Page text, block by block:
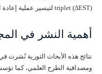
triplet (ΔEST) لتيسير عملية إعادة الفصل.
أهمية النشر في
نتائج هذه الأبحاث الثورية نُشرت
ومصداقية الطرح العلمي، كما